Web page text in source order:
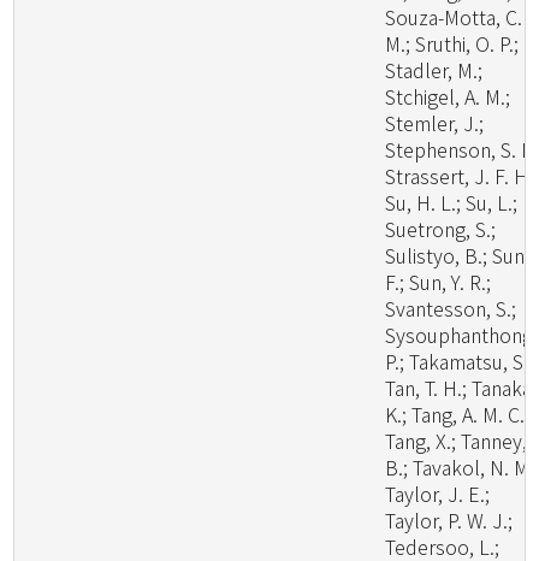
Souza-Motta, C.
M.; Sruthi, O. P.;
Stadler, M.;
Stchigel, A. M.;
Stemler, J.;
Stephenson, S.
Strassert, J. F. H.;
Su, H. L.; Su, L.;
Suetrong, S.;
Sulistyo, B.; Sun,
F.; Sun, Y. R.;
Svantesson, S.;
Sysouphanthong,
P.; Takamatsu, S.;
Tan, T. H.; Tanaka,
K.; Tang, A. M. C.;
Tang, X.; Tanney,
B.; Tavakol, N. M.;
Taylor, J. E.;
Taylor, P. W. J.;
Tedersoo, L.;